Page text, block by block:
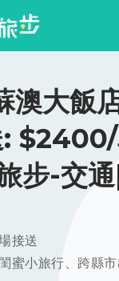
澳大飯
:
步-交
接送
蜜小旅行、跨縣